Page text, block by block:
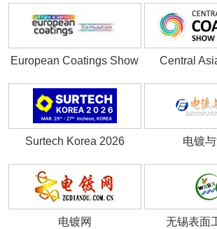
European Coatings Show Central
Surtech Korea 2026 电镀
电镀网 无锡表面